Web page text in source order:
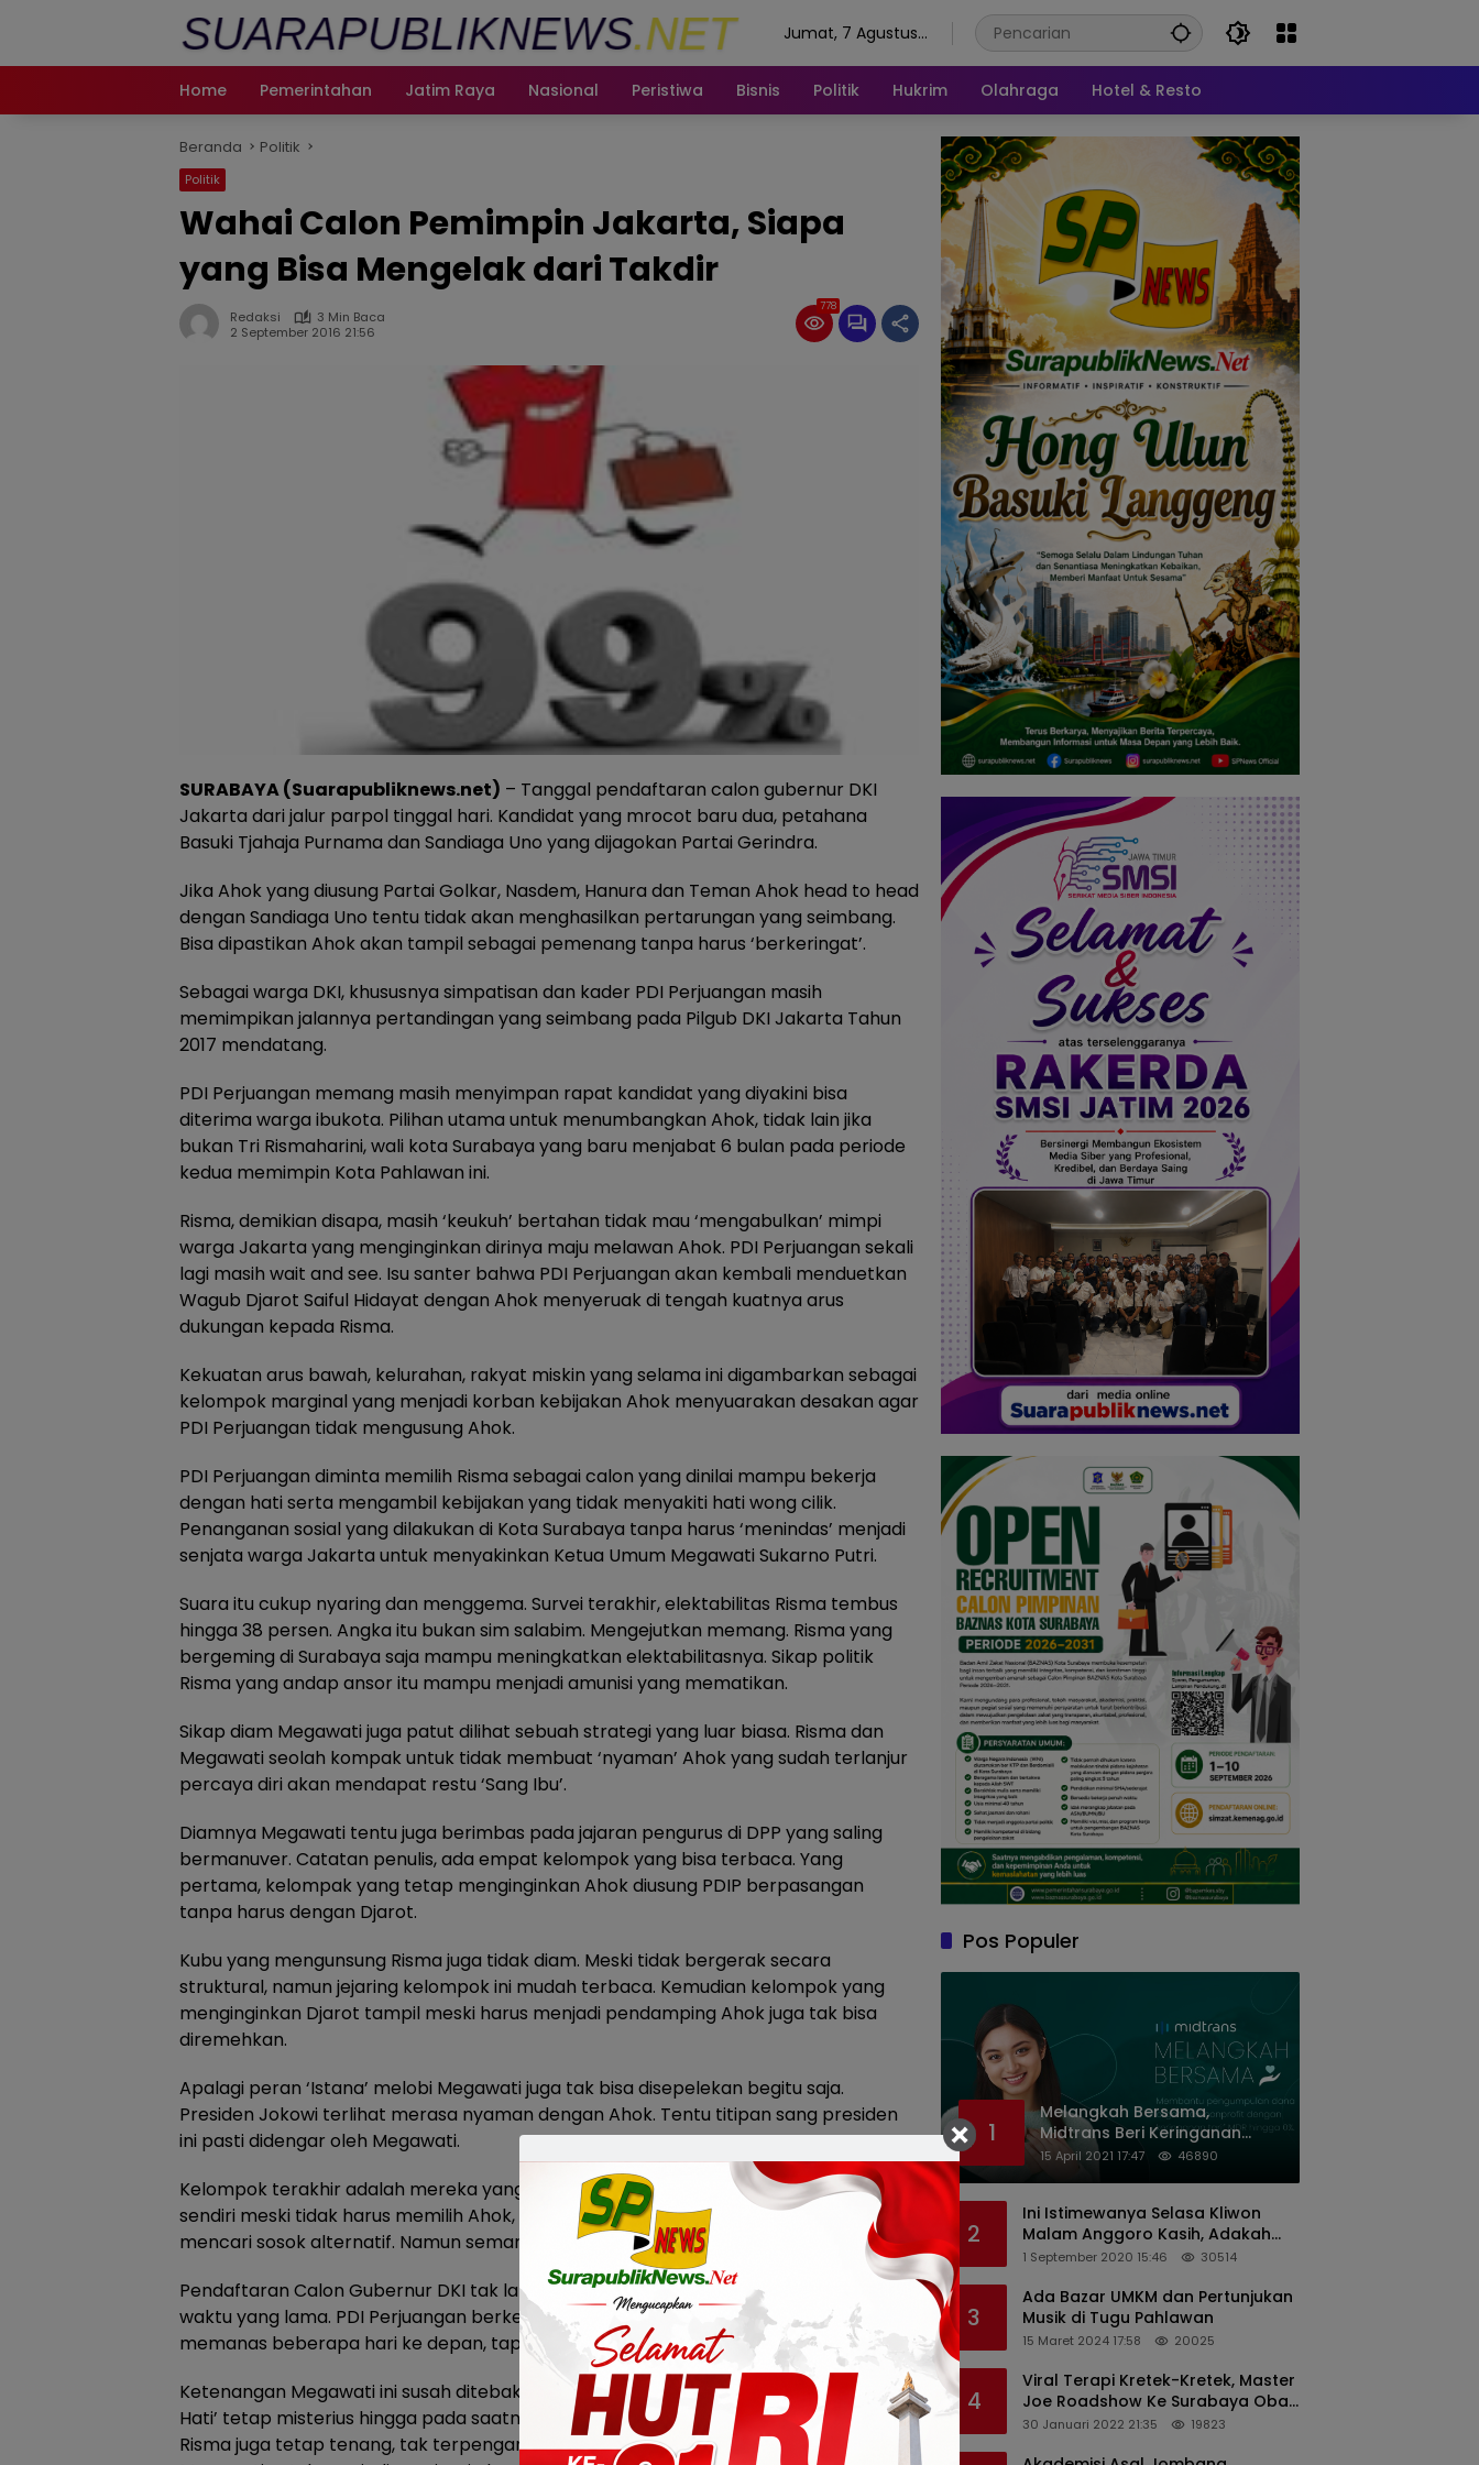
Jumat, 7 Agustus
Home
Pemerintahan Jatim Raya Nasional Peristiwa Bisnis Politik Hukrim Olahraga Hotel & Resto
Beranda Politik
Politik
Wahai Calon Pemimpin Jakarta, Siapa
yang Bisa Mengelak dari Takdir
Redaksi
3 Min Baca
2 September 2016 21:56
778
SURABAYA (Suarapubliknews.net) – Tanggal pendaftaran calon gubernur DKI
Jakarta dari jalur parpol tinggal hari. Kandidat yang mrocot baru dua, petahana
Basuki Tjahaja Purnama dan Sandiaga Uno yang dijagokan Partai Gerindra.
Jika Ahok yang diusung Partai Golkar, Nasdem, Hanura dan Teman Ahok head to head
dengan Sandiaga Uno tentu tidak akan menghasilkan pertarungan yang seimbang.
Bisa dipastikan Ahok akan tampil sebagai pemenang tanpa harus ‘berkeringat’.
Sebagai warga DKI, khususnya simpatisan dan kader PDI Perjuangan masih
memimpikan jalannya pertandingan yang seimbang pada Pilgub DKI Jakarta Tahun
2017 mendatang.
PDI Perjuangan memang masih menyimpan rapat kandidat yang diyakini bisa
diterima warga ibukota. Pilihan utama untuk menumbangkan Ahok, tidak lain jika
bukan Tri Rismaharini, wali kota Surabaya yang baru menjabat 6 bulan pada periode
kedua memimpin Kota Pahlawan ini.
Risma, demikian disapa, masih ‘keukuh’ bertahan tidak mau ‘mengabulkan’ mimpi
warga Jakarta yang menginginkan dirinya maju melawan Ahok. PDI Perjuangan sekali
lagi masih wait and see. Isu santer bahwa PDI Perjuangan akan kembali menduetkan
Wagub Djarot Saiful Hidayat dengan Ahok menyeruak di tengah kuatnya arus
dukungan kepada Risma.
Kekuatan arus bawah, kelurahan, rakyat miskin yang selama ini digambarkan sebagai
kelompok marginal yang menjadi korban kebijakan Ahok menyuarakan desakan agar
PDI Perjuangan tidak mengusung Ahok.
PDI Perjuangan diminta memilih Risma sebagai calon yang dinilai mampu bekerja
dengan hati serta mengambil kebijakan yang tidak menyakiti hati wong cilik.
Penanganan sosial yang dilakukan di Kota Surabaya tanpa harus ‘menindas’ menjadi
senjata warga Jakarta untuk menyakinkan Ketua Umum Megawati Sukarno Putri.
Suara itu cukup nyaring dan menggema. Survei terakhir, elektabilitas Risma tembus
hingga 38 persen. Angka itu bukan sim salabim. Mengejutkan memang. Risma yang
bergeming di Surabaya saja mampu meningkatkan elektabilitasnya. Sikap politik
Risma yang andap ansor itu mampu menjadi amunisi yang mematikan.
Sikap diam Megawati juga patut dilihat sebuah strategi yang luar biasa. Risma dan
Megawati seolah kompak untuk tidak membuat ‘nyaman’ Ahok yang sudah terlanjur
percaya diri akan mendapat restu ‘Sang Ibu’.
Diamnya Megawati tentu juga berimbas pada jajaran pengurus di DPP yang saling
bermanuver. Catatan penulis, ada empat kelompok yang bisa terbaca. Yang
pertama, kelompak yang tetap menginginkan Ahok diusung PDIP berpasangan
tanpa harus dengan Djarot.
Kubu yang mengunsung Risma juga tidak diam. Meski tidak bergerak secara
struktural, namun jejaring kelompok ini mudah terbaca. Kemudian kelompok yang
menginginkan Djarot tampil meski harus menjadi pendamping Ahok juga tak bisa
diremehkan.
Apalagi peran ‘Istana’ melobi Megawati juga tak bisa disepelekan begitu saja.
Presiden Jokowi terlihat merasa nyaman dengan Ahok. Tentu titipan sang presiden
ini pasti didengar oleh Megawati.
Kelompok terakhir adalah mereka yang ingin PDI Perjuangan mengusung calon
sendiri meski tidak harus memilih Ahok, Risma ataupun Djarot. Kelompok ini berusaha
mencari sosok alternatif. Namun semangat kelompok ini tetap, asal bukan Ahok.
Pendaftaran Calon Gubernur DKI tak lama lagi. Tanggal 19-21 September bukanlah
waktu yang lama. PDI Perjuangan berkejaran dengan waktu. Suhu politik akan
memanas beberapa hari ke depan, tapi Megawati tetap tenang.
Ketenangan Megawati ini susah ditebak. Sosok calon yang membuat Megawati ‘Jatuh
Hati’ tetap misterius hingga pada saatnya rekomendasi diputuskan. Demikian pula
Risma juga tetap tenang, tak terpengaruh hiruk pikuk siapa yang akan dipilih
Pos Populer
1
Melangkah Bersama,
Midtrans Beri Keringanan
Biaya Transaksi ke Organisasi
15 April 2021 17:47 46890
2
Ini Istimewanya Selasa Kliwon
Malam Anggoro Kasih, Adakah
Kaitannya dengan Keputusan
1 September 2020 15:46 30514
3
Ada Bazar UMKM dan Pertunjukan
Musik di Tugu Pahlawan
15 Maret 2024 17:58 20025
4
Viral Terapi Kretek-Kretek, Master
Joe Roadshow Ke Surabaya Obati
Pasien Sekaligus Edukasi
30 Januari 2022 21:35 19823